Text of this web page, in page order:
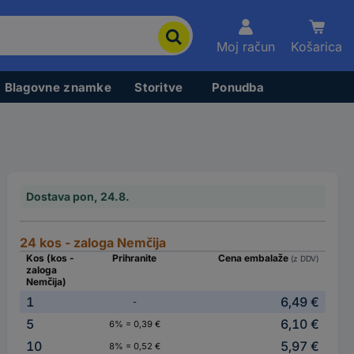
Moj račun Košarica
Blagovne znamke Storitve Ponudba
Dostava pon, 24.8.
24 kos - zaloga Nemčija
Kos (kos -
zaloga
Nemčija)
Prihranite Cena embalaže (z DDV)
1 -
6,49 €
5
6% = 0,39 €
6,10 €
10
8% = 0,52 € 5,97 €